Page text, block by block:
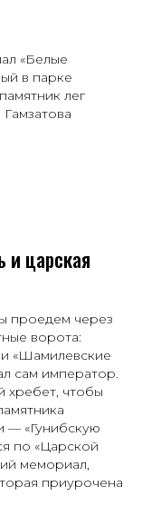
«Белые
в парке
лег
и царская
проедем через
ворота:
и «Шамилевские
сам император.
хребет, чтобы
— «Гунибскую
по «Царской
мемориал,
приурочена